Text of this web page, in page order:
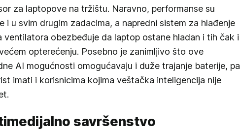
za laptopove na tržištu. Naravno, performanse su
i u svim drugim zadacima, a napredni sistem za hlađenje
ventilatora obezbeđuje da laptop ostane hladan i tih čak i
opterećenju. Posebno je zanimljivo što ove
AI mogućnosti omogućavaju i duže trajanje baterije, pa
imati i korisnicima kojima veštačka inteligencija nije
savršenstvo